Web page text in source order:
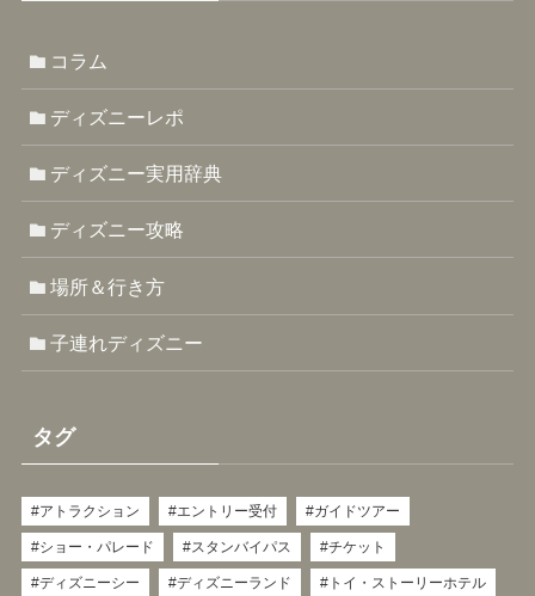
コラム
ディズニーレポ
ディズニー実用辞典
ディズニー攻略
場所＆行き方
子連れディズニー
タグ
アトラクション エントリー受付 ガイドツアー
ショー・パレード スタンバイパス チケット
ディズニーシー ディズニーランド トイ・ストーリーホテル